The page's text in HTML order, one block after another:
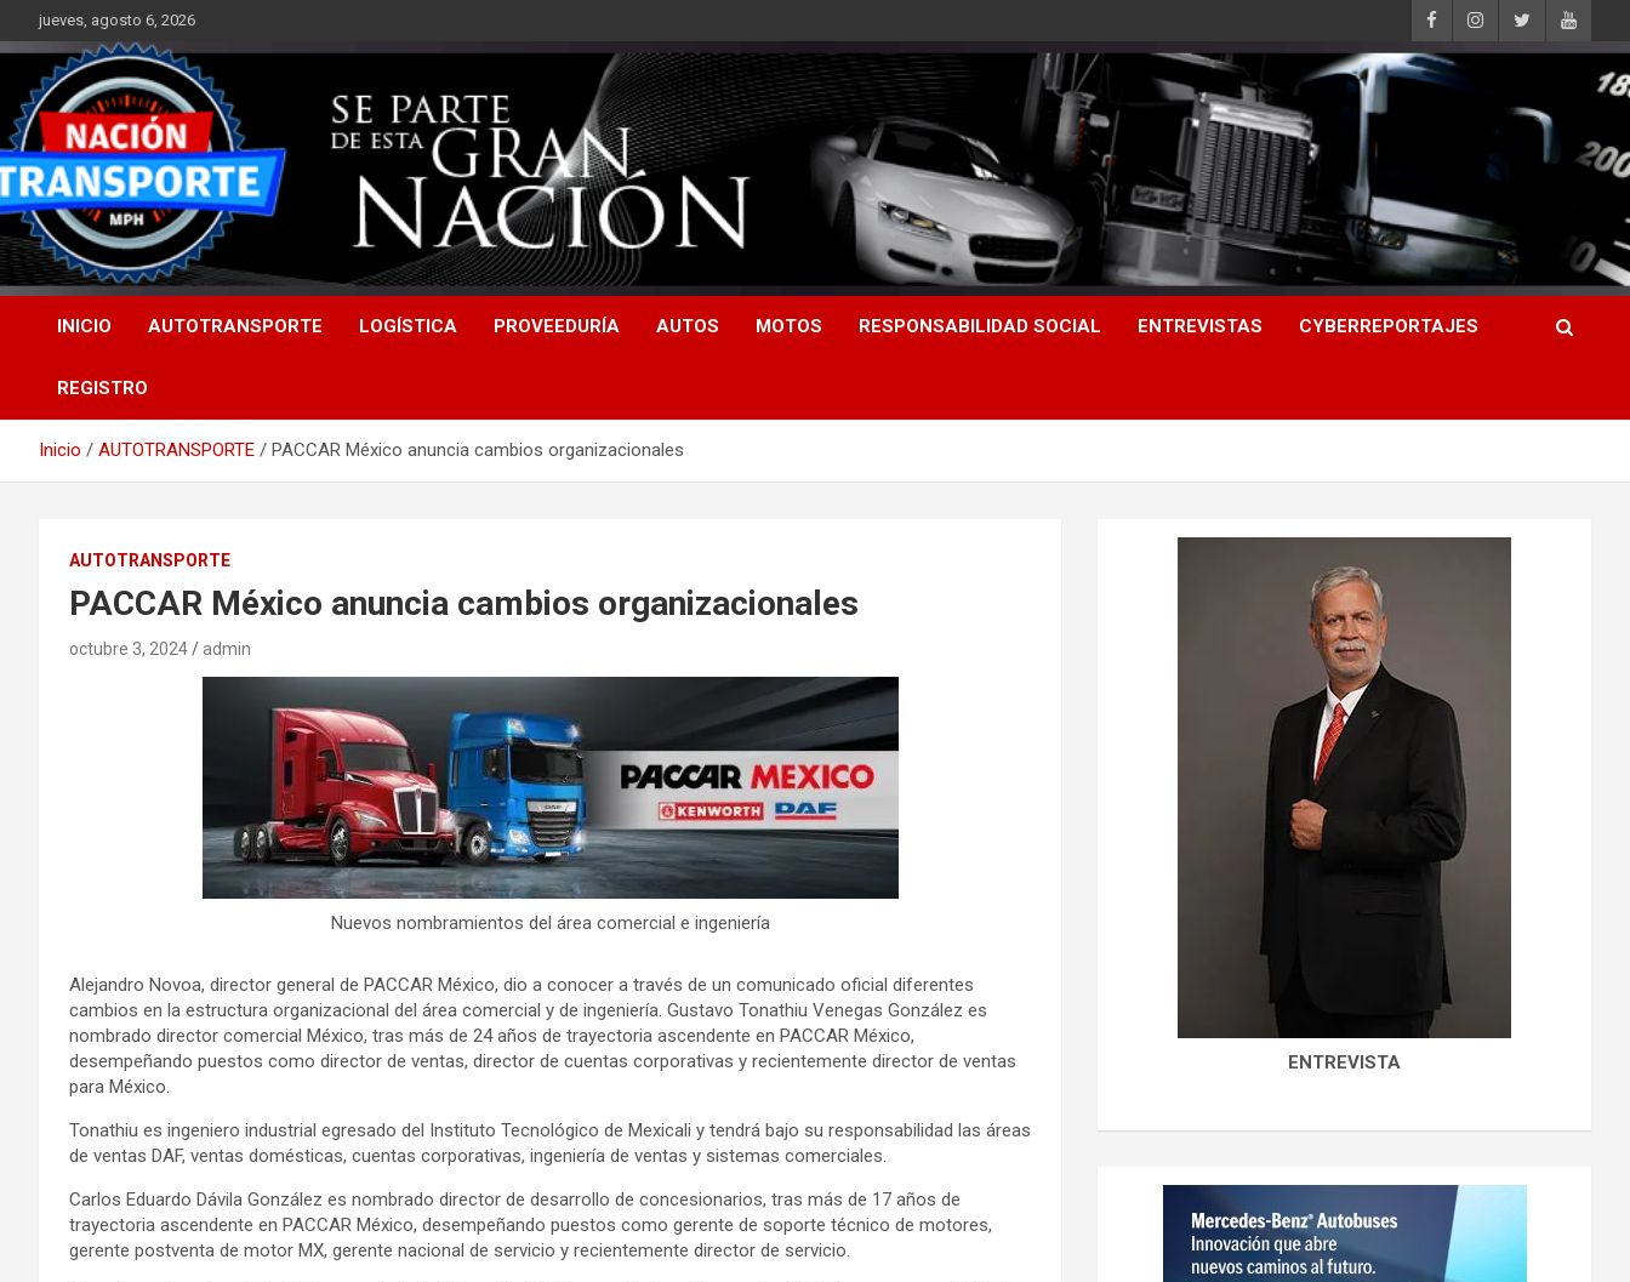
Saltar
al
contenido
jueves, agosto 6, 2026
INICIO AUTOTRANSPORTE LOGÍSTICA PROVEEDURÍA AUTOS MOTOS RESPONSABILIDAD SOCIAL ENTREVISTAS CYBERREPORTAJES
REGISTRO
Inicio AUTOTRANSPORTE PACCAR México anuncia cambios organizacionales
AUTOTRANSPORTE
PACCAR México anuncia cambios organizacionales
octubre 3, 2024 admin
Nuevos nombramientos del área comercial e ingeniería
Alejandro Novoa, director general de PACCAR México, dio a conocer a través de un comunicado oficial diferentes
cambios en la estructura organizacional del área comercial y de ingeniería. Gustavo Tonathiu Venegas González es
nombrado director comercial México, tras más de 24 años de trayectoria ascendente en PACCAR México,
desempeñando puestos como director de ventas, director de cuentas corporativas y recientemente director de ventas
para México.
Tonathiu es ingeniero industrial egresado del Instituto Tecnológico de Mexicali y tendrá bajo su responsabilidad las áreas
de ventas DAF, ventas domésticas, cuentas corporativas, ingeniería de ventas y sistemas comerciales.
Carlos Eduardo Dávila González es nombrado director de desarrollo de concesionarios, tras más de 17 años de
trayectoria ascendente en PACCAR México, desempeñando puestos como gerente de soporte técnico de motores,
gerente postventa de motor MX, gerente nacional de servicio y recientemente director de servicio.
ENTREVISTA